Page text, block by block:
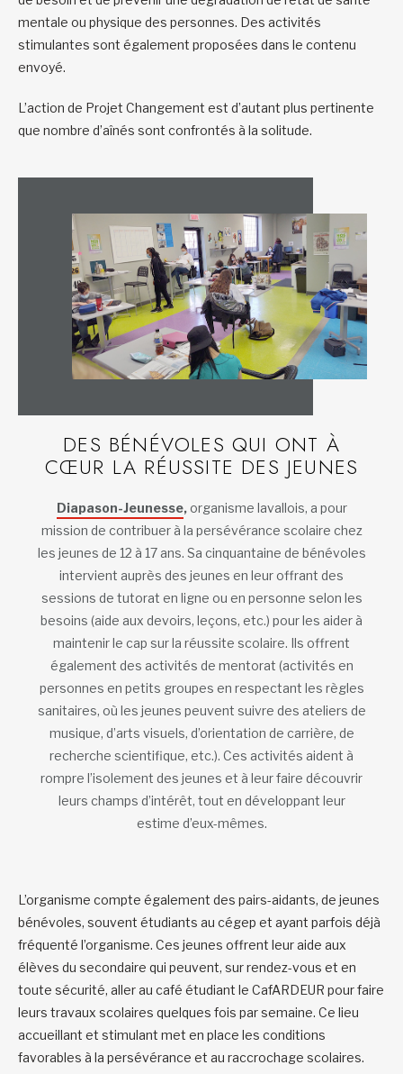
mentale ou physique des personnes. Des activités
stimulantes sont également proposées dans le contenu
envoyé.
L’action de Projet Changement est d’autant plus pertinente
que nombre d’aînés sont confrontés à la solitude.
DES BÉNÉVOLES QUI ONT À
CŒUR LA RÉUSSITE DES JEUNES
Diapason-Jeunesse,organisme lavallois, a pour
mission de contribuer à la persévérance scolaire chez
les jeunes de 12 à 17 ans. Sa cinquantaine de bénévoles
intervient auprès des jeunes en leur offrant des
sessions de tutorat en ligne ou en personne selon les
besoins (aide aux devoirs, leçons, etc.) pour les aider à
maintenir le cap sur la réussite scolaire. Ils offrent
également des activités de mentorat (activités en
personnes en petits groupes en respectant les règles
sanitaires, où les jeunes peuvent suivre des ateliers de
musique, d’arts visuels, d’orientation de carrière, de
recherche scientifique, etc.). Ces activités aident à
rompre l’isolement des jeunes et à leur faire découvrir
leurs champs d’intérêt, tout en développant leur
estime d’eux-mêmes.
L’organisme compte également des pairs-aidants, de jeunes
bénévoles, souvent étudiants au cégep et ayant parfois déjà
fréquenté l’organisme. Ces jeunes offrent leur aide aux
élèves du secondaire qui peuvent, sur rendez-vous et en
toute sécurité, aller au café étudiant le CafARDEUR pour faire
leurs travaux scolaires quelques fois par semaine. Ce lieu
accueillant et stimulant met en place les conditions
favorables à la persévérance et au raccrochage scolaires.